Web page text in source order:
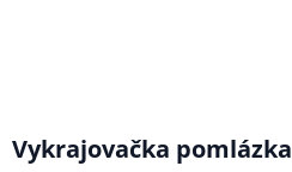
Vykrajovačka pomlázka